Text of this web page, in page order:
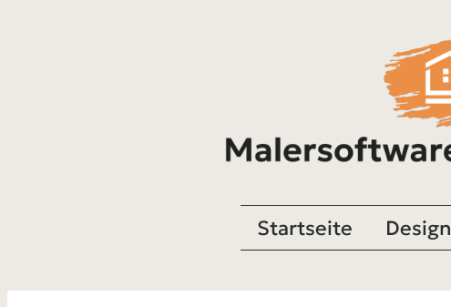
Startseite Design